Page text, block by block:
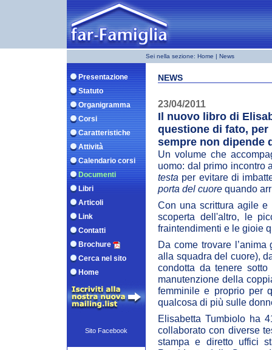
Sei nella sezione: Home | News
Presentazione
Statuto
Organigramma
Corsi
Caratteristiche
Attività
Calendario corsi
Documenti
Libri
Articoli
Link
Contatti
Brochure
Cerca nel sito
Home
Sito Facebook
NEWS
23/04/2011
Il nuovo libro di
questione di fato,
sempre non dipende
Un volume che
uomo: dal primo
testa per evitare di
porta del cuore quando
Con una scrittura agile e
scoperta dell'altro, le
fraintendimenti e le gioie
Da come trovare l’anima
alla squadra del cuore),
condotta da tenere
manutenzione della
femminile e proprio per
qualcosa di più sulle
Elisabetta Tumbiolo ha
collaborato con diverse
stampa e diretto uffici